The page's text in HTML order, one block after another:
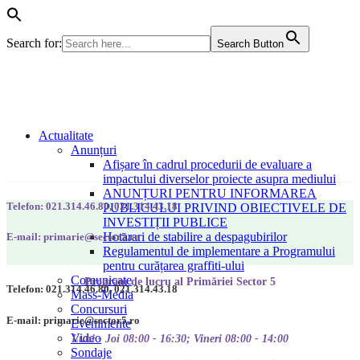
Search for: Search Button
Actualitate
Anunțuri
Afișare în cadrul procedurii de evaluare a
impactului diverselor proiecte asupra mediului
ANUNȚURI PENTRU INFORMAREA
PUBLICULUI PRIVIND OBIECTIVELE DE
INVESTIȚII PUBLICE
Hotarari de stabilire a despagubirilor
Regulamentul de implementare a Programului
pentru curățarea graffiti-ului
Comunicate
Mass-Media
Concursuri
Evenimente
Video
Sondaje
Telefon: 021.314.46.80, 021.314.43.18
E-mail: primarie@sector5.ro
Program de lucru al Primăriei Sector 5
Luni - Joi 08:00 - 16:30; Vineri 08:00 - 14:00
Telefon: 021.314.46.80, 021.314.43.18
E-mail: primarie@sector5.ro